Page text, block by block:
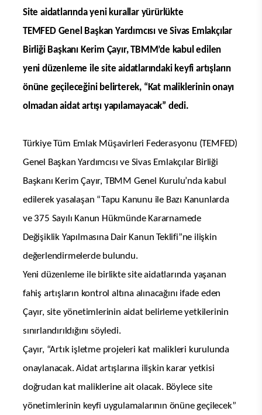
Site aidatlarında yeni kurallar yürürlükte
TEMFED Genel Başkan Yardımcısı ve Sivas Emlakçılar
Birliği Başkanı Kerim Çayır, TBMM’de kabul edilen
yeni düzenleme ile site aidatlarındaki keyfi artışların
önüne geçileceğini belirterek, “Kat maliklerinin onayı
olmadan aidat artışı yapılamayacak” dedi.
Türkiye Tüm Emlak Müşavirleri Federasyonu (TEMFED)
Genel Başkan Yardımcısı ve Sivas Emlakçılar Birliği
Başkanı Kerim Çayır, TBMM Genel Kurulu’nda kabul
edilerek yasalaşan “Tapu Kanunu ile Bazı Kanunlarda
ve 375 Sayılı Kanun Hükmünde Kararnamede
Değişiklik Yapılmasına Dair Kanun Teklifi”ne ilişkin
değerlendirmelerde bulundu.
Yeni düzenleme ile birlikte site aidatlarında yaşanan
fahiş artışların kontrol altına alınacağını ifade eden
Çayır, site yönetimlerinin aidat belirleme yetkilerinin
sınırlandırıldığını söyledi.
Çayır, “Artık işletme projeleri kat malikleri kurulunda
onaylanacak. Aidat artışlarına ilişkin karar yetkisi
doğrudan kat maliklerine ait olacak. Böylece site
yönetimlerinin keyfi uygulamalarının önüne geçilecek”